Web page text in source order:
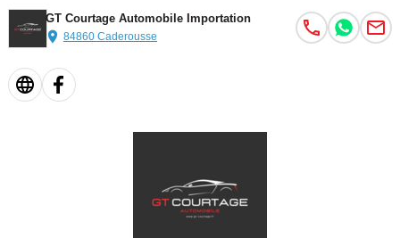
GT Courtage Automobile Importation
84860 Caderousse